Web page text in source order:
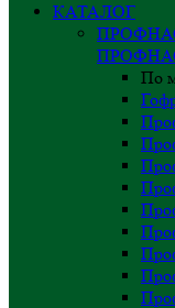
КАТАЛОГ
По